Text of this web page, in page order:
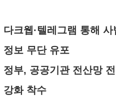
다크웹·텔레그램 통해
정보 무단 유포
정부, 공공기관 전산망
강화 착수